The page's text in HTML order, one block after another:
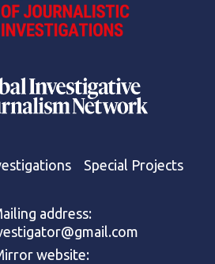
Special Projects
address:
website: